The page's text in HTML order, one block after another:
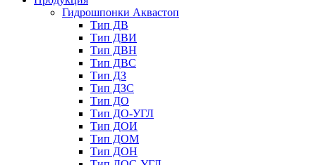
Гидрошпонки Аквастоп
Тип ДВ
Тип ДВИ
Тип ДВН
Тип ДВС
Тип ДЗ
Тип ДЗС
Тип ДО
Тип ДО-УГЛ
Тип ДОИ
Тип ДОМ
Тип ДОН